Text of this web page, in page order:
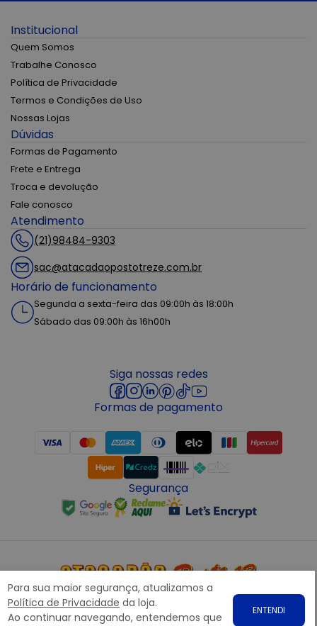
Para sua maior segurança, atualizamos a
Política de Privacidade da loja.
Ao continuar navegando, entendemos que
ENTENDI
Institucional
Quem Somos
Trabalhe Conosco
Política de Privacidade
Termos e Condições de Uso
Nossas Lojas
Dúvidas
Formas de Pagamento
Frete e Entrega
Troca e devolução
Fale conosco
Atendimento
(21)98484-9303
sac@atacadaopostotreze.com.br
Horário de funcionamento
Segunda a sexta-feira das 09:00h às 18:00h
Sábado das 09:00h às 16h00h
Siga nossas redes
Formas de pagamento
Segurança
Copyright © 2022 ATACADÃO POSTO 13 - Todos os direitos
reservados. CNPJ: 15.360.767/0001-07